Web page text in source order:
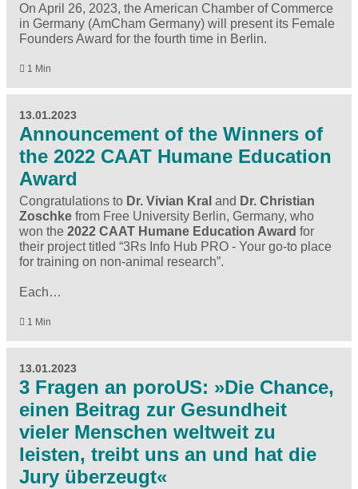
On April 26, 2023, the American Chamber of Commerce
in Germany (AmCham Germany) will present its Female
Founders Award for the fourth time in Berlin.
1 Min
13.01.2023
Announcement of the Winners of
the 2022 CAAT Humane Education
Award
Congratulations to Dr. Vivian Kral and Dr. Christian
Zoschke from Free University Berlin, Germany, who
won the 2022 CAAT Humane Education Award for
their project titled “3Rs Info Hub PRO - Your go-to place
for training on non-animal research”.
Each…
1 Min
13.01.2023
3 Fragen an poroUS: »Die Chance,
einen Beitrag zur Gesundheit
vieler Menschen weltweit zu
leisten, treibt uns an und hat die
Jury überzeugt«